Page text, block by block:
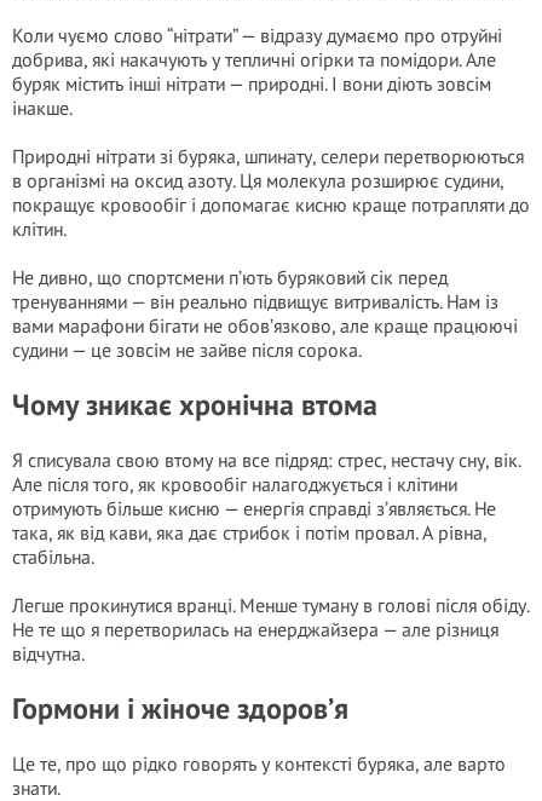
Коли чуємо слово “нітрати” — відразу думаємо про отруйні
добрива, які накачують у тепличні огірки та помідори. Але
буряк містить інші нітрати — природні. І вони діють зовсім
інакше.
Природні нітрати зі буряка, шпинату, селери перетворюються
в організмі на оксид азоту. Ця молекула розширює судини,
покращує кровообіг і допомагає кисню краще потрапляти до
клітин.
Не дивно, що спортсмени п’ють буряковий сік перед
тренуваннями — він реально підвищує витривалість. Нам із
вами марафони бігати не обов’язково, але краще працюючі
судини — це зовсім не зайве після сорока.
Чому зникає хронічна втома
Я списувала свою втому на все підряд: стрес, нестачу сну, вік.
Але після того, як кровообіг налагоджується і клітини
отримують більше кисню — енергія справді з’являється. Не
така, як від кави, яка дає стрибок і потім провал. А рівна,
стабільна.
Легше прокинутися вранці. Менше туману в голові після обіду.
Не те що я перетворилась на енерджайзера — але різниця
відчутна.
Гормони і жіноче здоров’я
Це те, про що рідко говорять у контексті буряка, але варто
знати.